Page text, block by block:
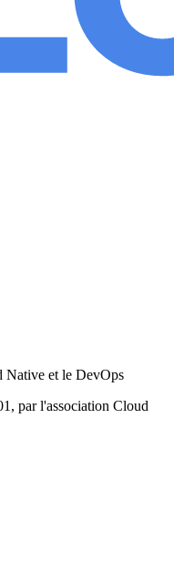
Native et le DevOps
par l'association Cloud